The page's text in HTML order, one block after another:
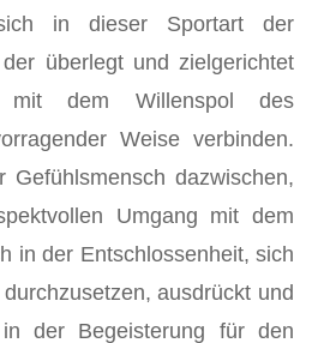
in dieser Sportart der
überlegt und zielgerichtet
mit dem Willenspol des
Weise verbinden.
Gefühlsmensch dazwischen,
Umgang mit dem
in der Entschlossenheit, sich
ausdrückt und
der Begeisterung für den